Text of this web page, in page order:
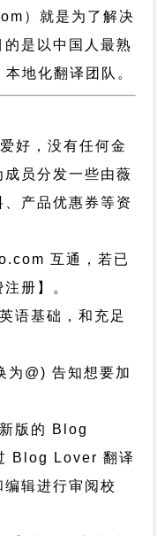
） 就是为了解决
是以中国人最熟
地化翻译团队。
好，没有任何金
员分发一些由薇
产品优惠券等资
互通，若已
册】。
语基础，和充足
@) 告知想要加
版的 Blog
Blog Lover 翻译
辑进行审阅校